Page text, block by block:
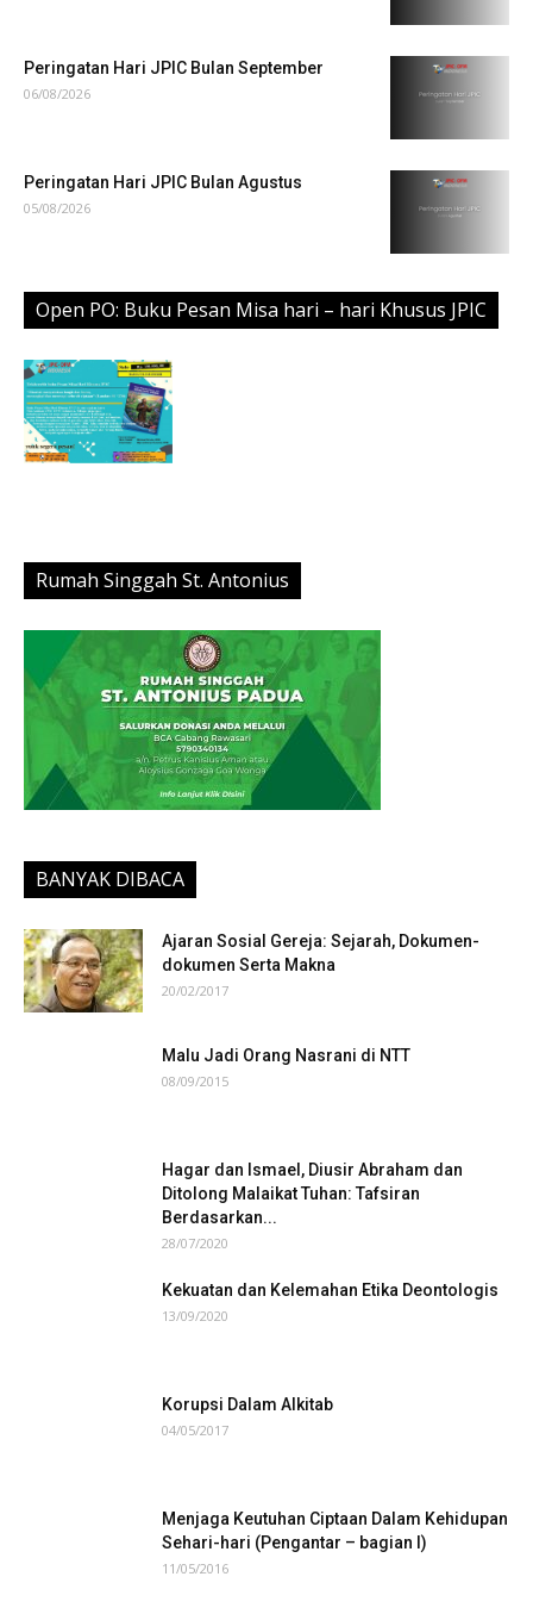
Peringatan Hari JPIC Bulan September
06/08/2026
Peringatan Hari JPIC Bulan Agustus
05/08/2026
Open PO: Buku Pesan Misa hari – hari Khusus JPIC
Rumah Singgah St. Antonius
BANYAK DIBACA
Ajaran Sosial Gereja: Sejarah, Dokumen-
dokumen Serta Makna
20/02/2017
Malu Jadi Orang Nasrani di NTT
08/09/2015
Hagar dan Ismael, Diusir Abraham dan
Ditolong Malaikat Tuhan: Tafsiran
Berdasarkan...
28/07/2020
Kekuatan dan Kelemahan Etika Deontologis
13/09/2020
Korupsi Dalam Alkitab
04/05/2017
Menjaga Keutuhan Ciptaan Dalam Kehidupan
Sehari-hari (Pengantar – bagian I)
11/05/2016